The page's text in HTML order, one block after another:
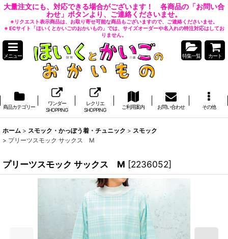
大量注文にも、対応できる場合がございます！ 各商品の「お問い合
わせ」ボタンより、ご連絡くださいませ。
※リクエスト表示商品は、お取り寄せ可能な商品もございますので、ご連絡くださいませ。
※ ECサイト「ほいくとかいごのおかいもの」では、サイズオーダーや名入れの特注対応はしてお
りません。
メニュー 特集一覧 カート
商品カテゴリー
ワンダー
SHOPPING
レクリエ
SHOPPING
ご利用案内 お問い合わせ その他
ホーム > スモック・かっぽう着・チュニック > スモック
> プリーツスモック サックス M
プリーツスモック サックス M [2236052]